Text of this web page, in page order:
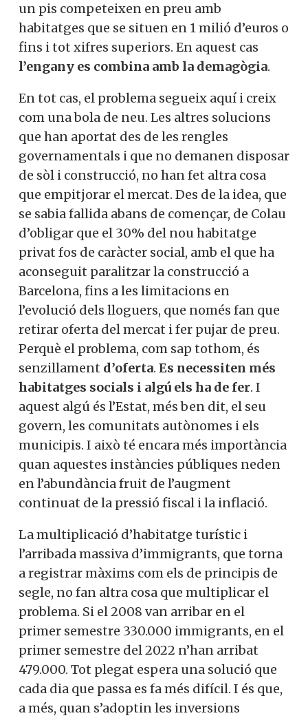
un pis competeixen en preu amb
habitatges que se situen en 1 milió d’euros o
fins i tot xifres superiors. En aquest cas
l’engany es combina amb la demagògia.
En tot cas, el problema segueix aquí i creix
com una bola de neu. Les altres solucions
que han aportat des de les rengles
governamentals i que no demanen disposar
de sòl i construcció, no han fet altra cosa
que empitjorar el mercat. Des de la idea, que
se sabia fallida abans de començar, de Colau
d’obligar que el 30% del nou habitatge
privat fos de caràcter social, amb el que ha
aconseguit paralitzar la construcció a
Barcelona, fins a les limitacions en
l’evolució dels lloguers, que només fan que
retirar oferta del mercat i fer pujar de preu.
Perquè el problema, com sap tothom, és
senzillament d’oferta. Es necessiten més
habitatges socials i algú els ha de fer. I
aquest algú és l’Estat, més ben dit, el seu
govern, les comunitats autònomes i els
municipis. I això té encara més importància
quan aquestes instàncies públiques neden
en l’abundància fruit de l’augment
continuat de la pressió fiscal i la inflació.
La multiplicació d’habitatge turístic i
l’arribada massiva d’immigrants, que torna
a registrar màxims com els de principis de
segle, no fan altra cosa que multiplicar el
problema. Si el 2008 van arribar en el
primer semestre 330.000 immigrants, en el
primer semestre del 2022 n’han arribat
479.000. Tot plegat espera una solució que
cada dia que passa es fa més difícil. I és que,
a més, quan s’adoptin les inversions